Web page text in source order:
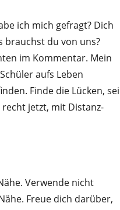
ich mich gefragt? Dich
brauchst du von uns?
im Kommentar. Mein
aufs Leben
Finde die Lücken, sei
jetzt, mit Distanz-
Verwende nicht
Freue dich darüber,